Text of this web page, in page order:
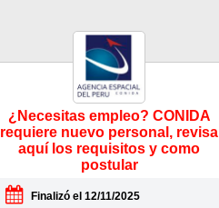
¿Necesitas empleo? CONIDA
requiere nuevo personal, revisa
aquí los requisitos y como
postular
Finalizó el 12/11/2025